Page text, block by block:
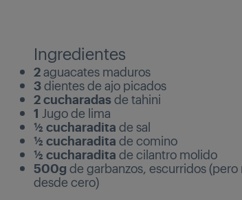
Ingredientes
2aguacates maduros
3dientes de ajo picados
2 cucharadasde tahini
1 Jugo de lima
½ cucharadita de sal
½ cucharadita de comino
½ cucharadita de cilantro molido
500g de garbanzos, escurridos
desde cero)